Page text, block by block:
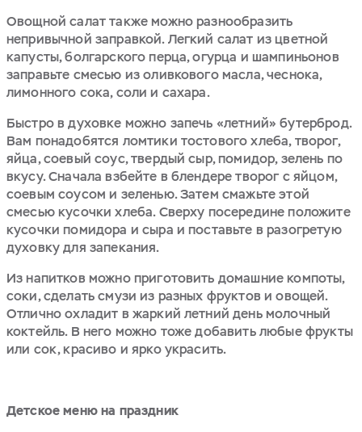
Овощной салат также можно разнообразить
непривычной заправкой. Легкий салат из цветной
капусты, болгарского перца, огурца и шампиньонов
заправьте смесью из оливкового масла, чеснока,
лимонного сока, соли и сахара.
Быстро в духовке можно запечь «летний» бутерброд.
Вам понадобятся ломтики тостового хлеба, творог,
яйца, соевый соус, твердый сыр, помидор, зелень по
вкусу. Сначала взбейте в блендере творог с яйцом,
соевым соусом и зеленью. Затем смажьте этой
смесью кусочки хлеба. Сверху посередине положите
кусочки помидора и сыра и поставьте в разогретую
духовку для запекания.
Из напитков можно приготовить домашние компоты,
соки, сделать смузи из разных фруктов и овощей.
Отлично охладит в жаркий летний день молочный
коктейль. В него можно тоже добавить любые фрукты
или сок, красиво и ярко украсить.
Детское меню на праздник